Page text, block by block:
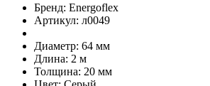
Бренд: Energoflex
Артикул: л0049
Диаметр: 64 мм
Длина: 2 м
Толщина: 20 мм